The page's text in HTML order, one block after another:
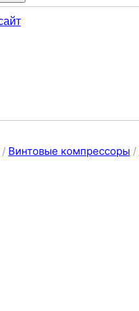
/ Винтовые компрессоры /